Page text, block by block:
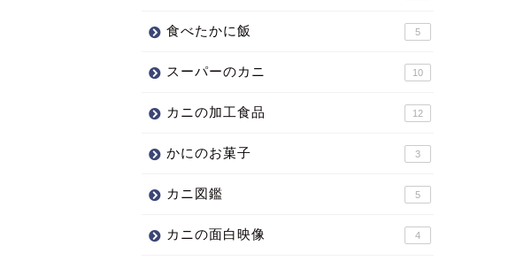
食べたかに飯 5
スーパーのカニ 10
カニの加工食品 12
かにのお菓子 3
カニ図鑑 5
カニの面白映像 4